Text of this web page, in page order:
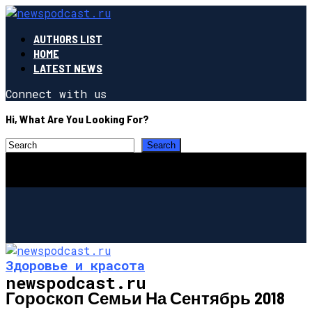
AUTHORS LIST
HOME
LATEST NEWS
Connect with us
Hi, What Are You Looking For?
newspodcast.ru
Здоровье и красота
Гороскоп Семьи На Сентябрь 2018